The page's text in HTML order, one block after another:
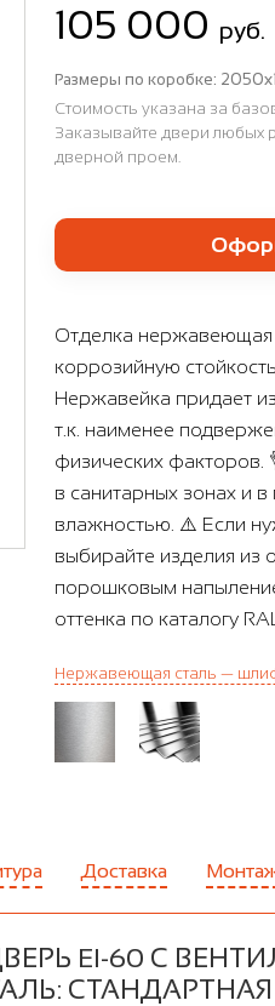
105 000 руб.
Размеры по коробке:
Стоимость указана за
Заказывайте двери любых
дверной проем.
Отделка нержавеющая
коррозийную
Нержавейка придает
т.к. наименее
физических факторов.
в санитарных зонах и
влажностью. ⚠️ Если
выбирайте изделия из
порошковым
оттенка по каталогу
Нержавеющая сталь —
Доставка
EI-60 С